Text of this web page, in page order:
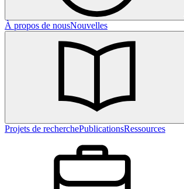
À propos de nousNouvelles
Projets de recherchePublicationsRessources